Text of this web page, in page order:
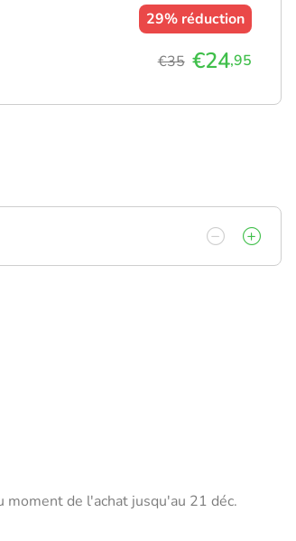
29% réduction
€35 €24,95
moment de l'achat jusqu'au 21 déc.